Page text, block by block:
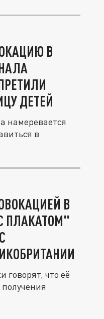
В
ДЕТЕЙ
намеревается
в
В
ПЛАКАТОМ"
говорят, что её